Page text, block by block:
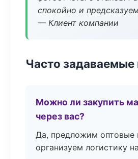
спокойно и
— Клиент компании
Часто
Можно ли закупить
через вас?
Да, предложим оптовые
организуем логистику